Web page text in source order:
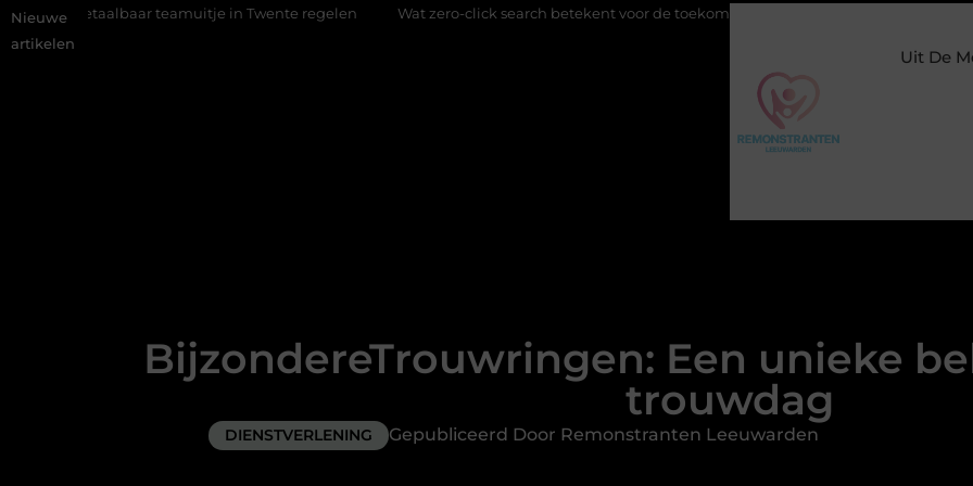
Nieuwe
artikelen
teamuitje in Twente regelen Wat zero-click search betekent voor de toekomst van online zichtbaarheid
Uit De
BijzondereTrouwringen: Een unieke
trouwdag
DIENSTVERLENING Gepubliceerd Door Remonstranten Leeuwarden